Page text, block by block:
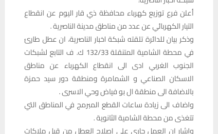
أعلن فرع توزيع كهرباء محافظة ذي قار اليوم عن انقطاع
التيار الكهربائي عن عدد من مناطق مدينة الناصرية .
وذكر بيان للدائرة تلقته شبكة اخبار الناصرية، ان عطل طارئ
في محطة الشامية المتنقلة 132/33 ك. ف التابع لشبكات
الجنوب الغربي ادى الى انقطاع الكهرباء عن مناطق
الاسكان الصناعي و الشمامرة ومنطقة دور سيد حمزة
بالاضافة الى منطقة ال بو فياض وحي الاسرى .
واضاف الى زيادة ساعات القطع المبرمج في المناطق التي
تتغذى من محطة الشامية الثانوية .
واشار ان العمل جاري على إصلاح العطل من قبل ملاكات